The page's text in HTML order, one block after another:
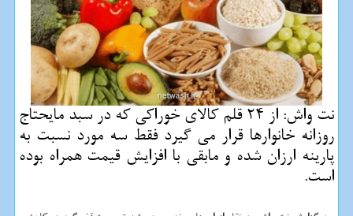
نت واش: از 24 قلم كالای خوراكی كه در سبد مایحتاج
روزانه خانوارها قرار می گیرد فقط سه مورد نسبت به
پارینه ارزان شده و مابقی با افزایش قیمت همراه بوده
است.